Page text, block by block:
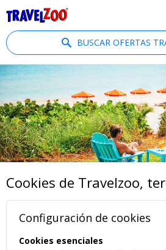
BUSCAR OFERTAS
Cookies de Travelzoo,
Configuración de cookies
Cookies esenciales